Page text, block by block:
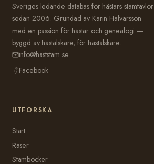
Sveriges ledande databas för hästars stamtavlor
sedan 2006. Grundad av Karin Halvarsson
med en passion för hästar och genealogi —
byggd av hästälskare, för hästälskare.
info@haststam.se
Facebook
UTFORSKA
Start
Raser
Stamböcker